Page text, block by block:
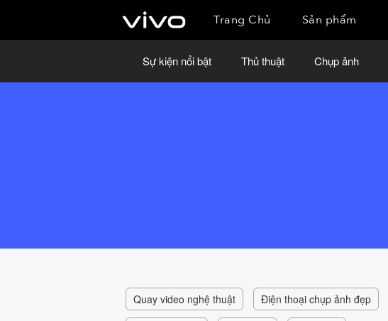
Trang Chủ Sản phẩm
Sự kiện nổi bật Thủ thuật Chụp ảnh
Quay video nghệ thuật Điện thoại chụp ảnh đẹp